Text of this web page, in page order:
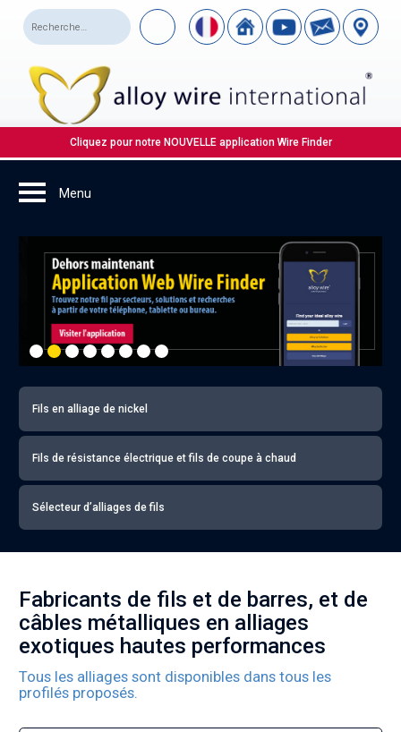
Cliquez pour notre NOUVELLE application Wire Finder
Fils en alliage de nickel
Fils de résistance électrique et fils de coupe à chaud
Sélecteur d’alliages de fils
Fabricants de fils et de barres, et de
câbles métalliques en alliages
exotiques hautes performances
Tous les alliages sont disponibles dans tous les
profilés proposés.